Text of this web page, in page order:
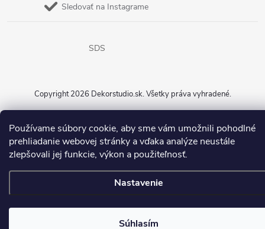
Používame súbory cookie, aby sme vám umožnili pohodlné
prehliadanie webovej stránky a vďaka analýze neustále
zlepšovali jej funkcie, výkon a použiteľnosť.
Nastavenie
Súhlasím
Sledovať na Instagrame
SDS
Copyright 2026 Dekorstudio.sk. Všetky práva vyhradené.